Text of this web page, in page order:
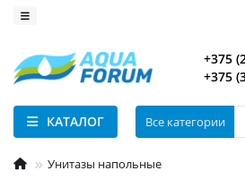
+375
+375
КАТАЛОГ Все категории
Унитазы напольные